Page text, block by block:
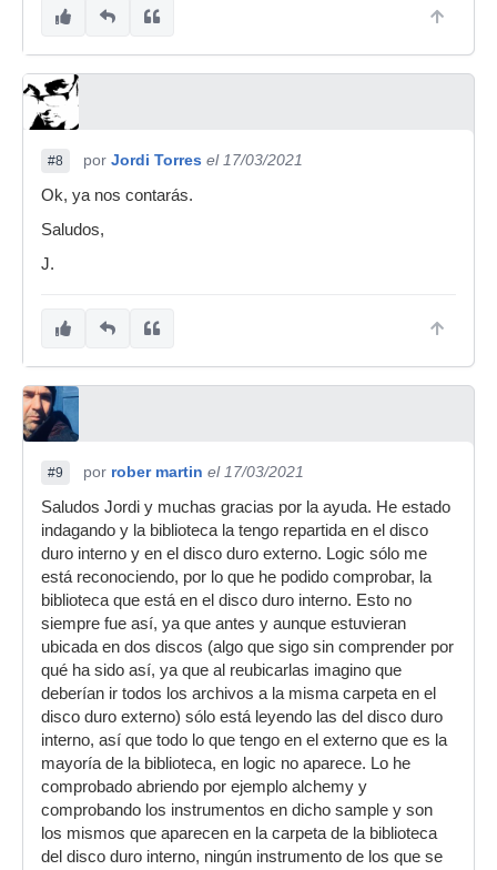
#8 por Jordi Torres el 17/03/2021
Ok, ya nos contarás.
Saludos,
J.
#9 por rober martin el 17/03/2021
Saludos Jordi y muchas gracias por la ayuda. He estado
indagando y la biblioteca la tengo repartida en el disco
duro interno y en el disco duro externo. Logic sólo me
está reconociendo, por lo que he podido comprobar, la
biblioteca que está en el disco duro interno. Esto no
siempre fue así, ya que antes y aunque estuvieran
ubicada en dos discos (algo que sigo sin comprender por
qué ha sido así, ya que al reubicarlas imagino que
deberían ir todos los archivos a la misma carpeta en el
disco duro externo) sólo está leyendo las del disco duro
interno, así que todo lo que tengo en el externo que es la
mayoría de la biblioteca, en logic no aparece. Lo he
comprobado abriendo por ejemplo alchemy y
comprobando los instrumentos en dicho sample y son
los mismos que aparecen en la carpeta de la biblioteca
del disco duro interno, ningún instrumento de los que se